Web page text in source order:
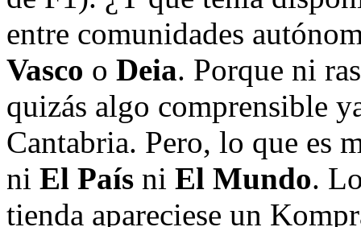
entre comunidades
Vasco o Deia. Porque ni
quizás algo comprensible
Cantabria. Pero, lo que es
ni El País ni El Mundo.
tienda apareciese un